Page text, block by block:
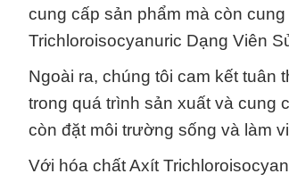
cung cấp sản phẩm mà còn
Trichloroisocyanuric Dạng Viên
Ngoài ra, chúng tôi cam kết tuân
trong quá trình sản xuất và cung
còn đặt môi trường sống và làm
Với hóa chất Axít